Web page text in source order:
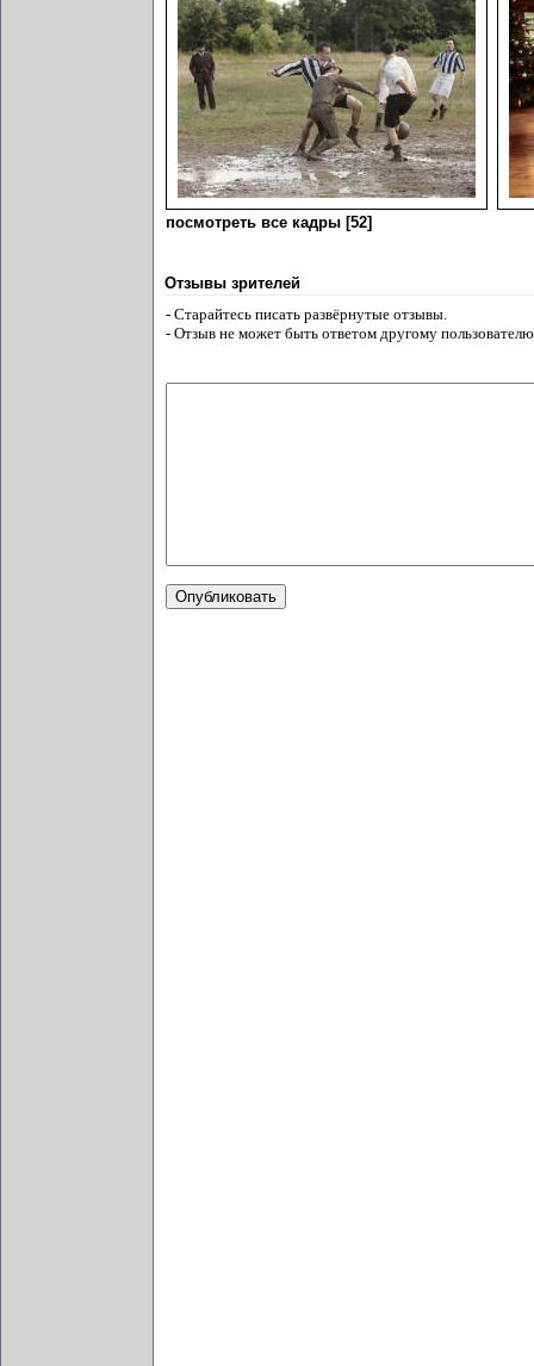
посмотреть все кадры [52]
Отзывы зрителей
- Старайтесь писать развёрнутые отзывы.
- Отзыв не может быть ответом другому